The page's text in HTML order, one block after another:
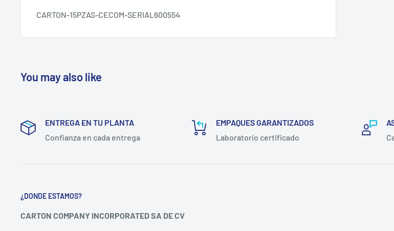
CARTON-15PZAS-CECOM-SERIAL600554
You may also like
ENTREGA EN TU PLANTA
Confianza en cada entrega
EMPAQUES GARANTIZADOS
Laboratorio certificado
¿DONDE ESTAMOS?
CARTON COMPANY INCORPORATED SA DE CV